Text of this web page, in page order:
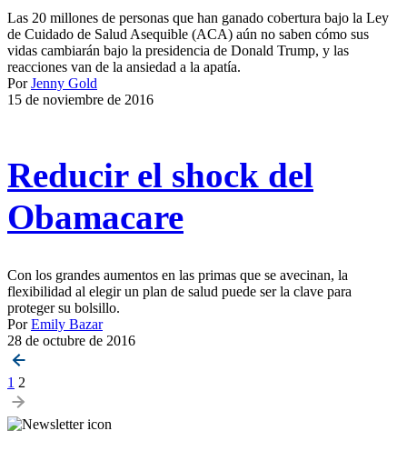
Las 20 millones de personas que han ganado cobertura bajo la Ley
de Cuidado de Salud Asequible (ACA) aún no saben cómo sus
vidas cambiarán bajo la presidencia de Donald Trump, y las
reacciones van de la ansiedad a la apatía.
PorJenny Gold
15 de noviembre de 2016
Reducir el shock del
Obamacare
Con los grandes aumentos en las primas que se avecinan, la
flexibilidad al elegir un plan de salud puede ser la clave para
proteger su bolsillo.
PorEmily Bazar
28 de octubre de 2016
Posts
pagination
1 2